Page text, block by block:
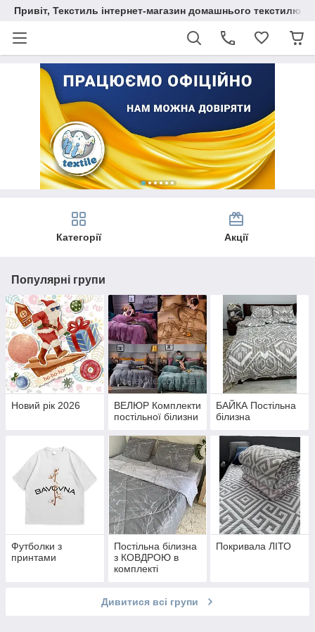
Привіт, Текстиль інтернет-магазин домашнього текстилю
Категорії Акції
Популярні групи
Новий рік 2026
ВЕЛЮР Комплекти
постільної білизни
БАЙКА Постільна
білизна
Футболки з
принтами
Постільна білизна
з КОВДРОЮ в
комплекті
Покривала ЛІТО
Дивитися всі групи